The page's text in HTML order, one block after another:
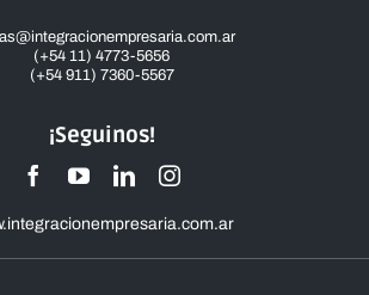
¡Seguinos!
(+54 11) 4773-5656
(+54 911) 7360-5567